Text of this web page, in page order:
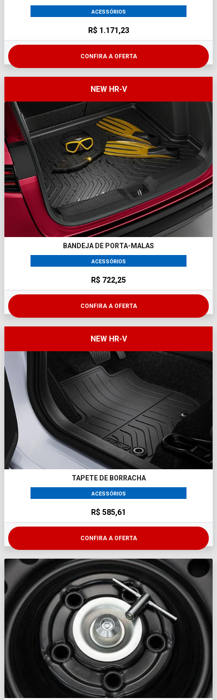
ACESSÓRIOS
R$ 1.171,23
CONFIRA A OFERTA
NEW HR-V
BANDEJA DE PORTA-MALAS
ACESSÓRIOS
R$ 722,25
CONFIRA A OFERTA
NEW HR-V
TAPETE DE BORRACHA
ACESSÓRIOS
R$ 585,61
CONFIRA A OFERTA